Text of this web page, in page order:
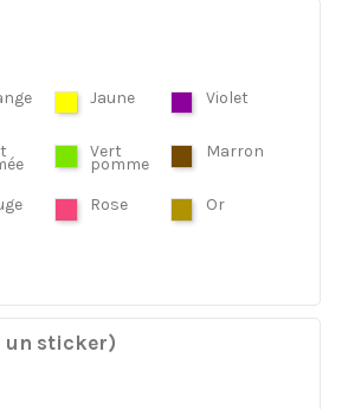
Jaune Violet
Vert
pomme
Marron
Rose Or
un sticker)